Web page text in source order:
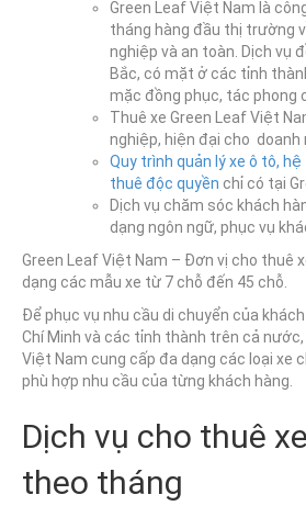
Green Leaf Việt Nam là
tháng hàng đầu thị trường
nghiệp và an toàn. Dịch vụ
Bắc, có mặt ở các tỉnh
mặc đồng phục, tác phong
Thuê xe Green Leaf Việt
nghiệp, hiện đại cho doanh
Quy trình quản lý xe ô tô,
thuê độc quyền chỉ có tại
Dịch vụ chăm sóc khách
dạng ngôn ngữ, phục vụ
Green Leaf Việt Nam – Đơn vị cho thuê
dạng các mẫu xe từ 7 chỗ đến 45 chỗ.
Để phục vụ nhu cầu di chuyển của khách
Chí Minh và các tỉnh thành trên cả
Việt Nam cung cấp đa dạng các loại xe
phù hợp nhu cầu của từng khách hàng.
Dịch vụ cho thuê
theo tháng